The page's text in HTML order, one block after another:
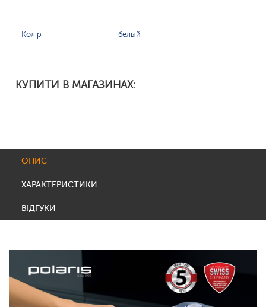
Колір белый
КУПИТИ В МАГАЗИНАХ:
ОПИС
ХАРАКТЕРИСТИКИ
ВІДГУКИ